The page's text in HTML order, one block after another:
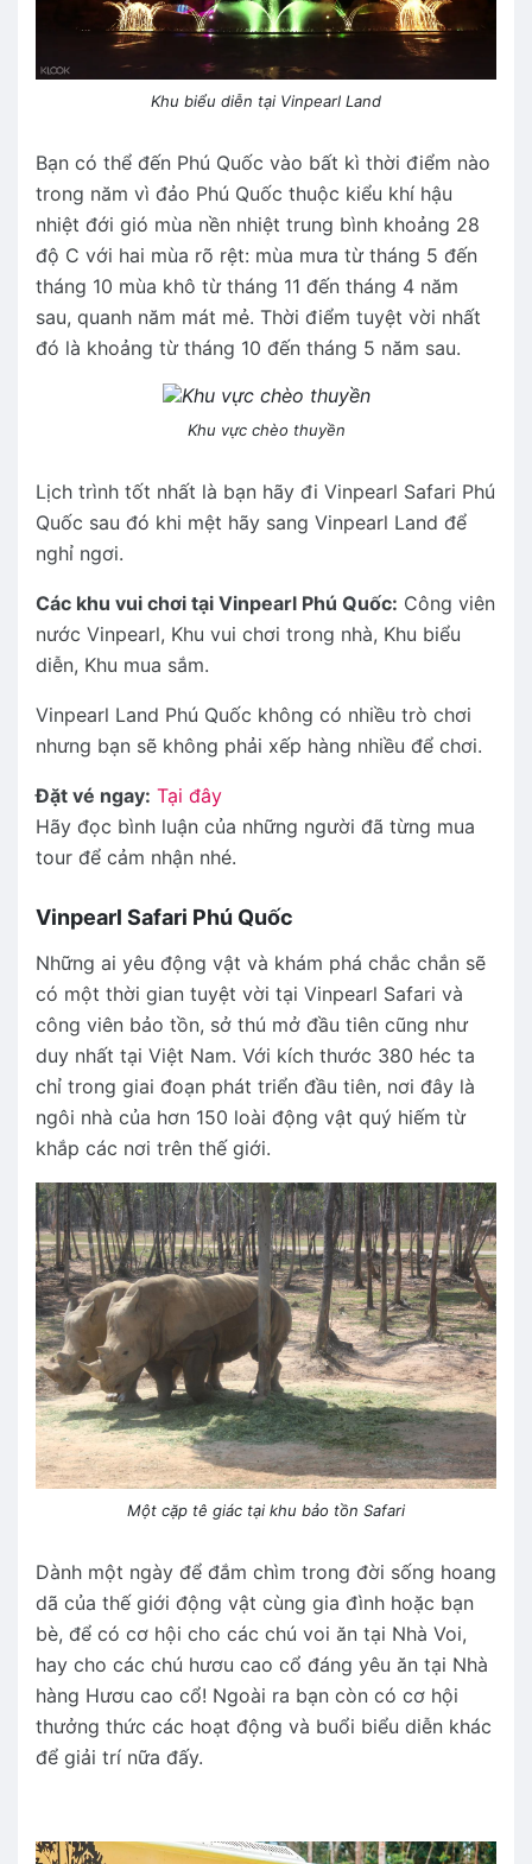
Khu biểu diễn tại Vinpearl Land
Bạn có thể đến Phú Quốc vào bất kì thời điểm nào
trong năm vì đảo Phú Quốc thuộc kiểu khí hậu
nhiệt đới gió mùa nền nhiệt trung bình khoảng 28
độ C với hai mùa rõ rệt: mùa mưa từ tháng 5 đến
tháng 10 mùa khô từ tháng 11 đến tháng 4 năm
sau, quanh năm mát mẻ. Thời điểm tuyệt vời nhất
đó là khoảng từ tháng 10 đến tháng 5 năm sau.
Khu vực chèo thuyền
Lịch trình tốt nhất là bạn hãy đi Vinpearl Safari Phú
Quốc sau đó khi mệt hãy sang Vinpearl Land để
nghỉ ngơi.
Các khu vui chơi tại Vinpearl Phú Quốc: Công viên
nước Vinpearl, Khu vui chơi trong nhà, Khu biểu
diễn, Khu mua sắm.
Vinpearl Land Phú Quốc không có nhiều trò chơi
nhưng bạn sẽ không phải xếp hàng nhiều để chơi.
Đặt vé ngay: Tại đây
Hãy đọc bình luận của những người đã từng mua
tour để cảm nhận nhé.
Vinpearl Safari Phú Quốc
Những ai yêu động vật và khám phá chắc chắn sẽ
có một thời gian tuyệt vời tại Vinpearl Safari và
công viên bảo tồn, sở thú mở đầu tiên cũng như
duy nhất tại Việt Nam. Với kích thước 380 héc ta
chỉ trong giai đoạn phát triển đầu tiên, nơi đây là
ngôi nhà của hơn 150 loài động vật quý hiếm từ
khắp các nơi trên thế giới.
Một cặp tê giác tại khu bảo tồn Safari
Dành một ngày để đắm chìm trong đời sống hoang
dã của thế giới động vật cùng gia đình hoặc bạn
bè, để có cơ hội cho các chú voi ăn tại Nhà Voi,
hay cho các chú hươu cao cổ đáng yêu ăn tại Nhà
hàng Hươu cao cổ! Ngoài ra bạn còn có cơ hội
thưởng thức các hoạt động và buổi biểu diễn khác
để giải trí nữa đấy.